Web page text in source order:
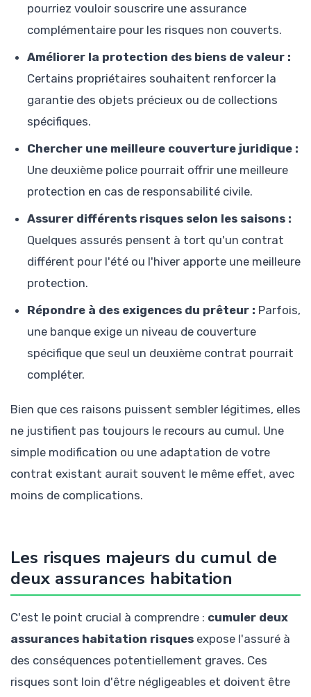
pourriez vouloir souscrire une assurance
complémentaire pour les risques non couverts.
Améliorer la protection des biens de valeur :
Certains propriétaires souhaitent renforcer la
garantie des objets précieux ou de collections
spécifiques.
Chercher une meilleure couverture juridique :
Une deuxième police pourrait offrir une meilleure
protection en cas de responsabilité civile.
Assurer différents risques selon les saisons :
Quelques assurés pensent à tort qu'un contrat
différent pour l'été ou l'hiver apporte une meilleure
protection.
Répondre à des exigences du prêteur : Parfois,
une banque exige un niveau de couverture
spécifique que seul un deuxième contrat pourrait
compléter.
Bien que ces raisons puissent sembler légitimes, elles
ne justifient pas toujours le recours au cumul. Une
simple modification ou une adaptation de votre
contrat existant aurait souvent le même effet, avec
moins de complications.
Les risques majeurs du cumul de
deux assurances habitation
C'est le point crucial à comprendre : cumuler deux
assurances habitation risques expose l'assuré à
des conséquences potentiellement graves. Ces
risques sont loin d'être négligeables et doivent être